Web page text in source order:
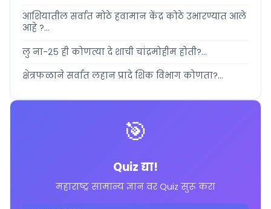
आशियातील सर्वात मोठे हवामान केंद्र कोठे उभारण्यात आले
आहे ?...
लु ना-२५ ही कोणत्या दे शाची चांद्रमोहीम होती?...
क्षेत्रफळाने सर्वात लहान प्रादे शिक विभाग कोणता?...
🎯
Quiz द्या!
महाराष्ट्र सामान्य ज्ञान वर Quiz सुरू करा